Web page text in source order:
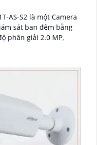
AS-S2 là một Camera
sát ban đêm bằng